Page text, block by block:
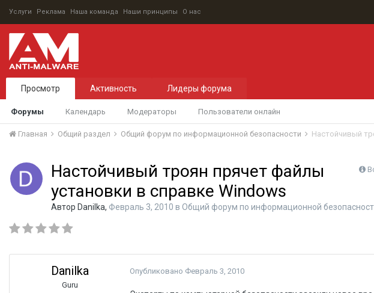
Услуги Реклама Наша команда Наши принципы О нас
Просмотр
Форумы Календарь Модераторы Пользователи онлайн
Активность Лидеры форума
Главная Общий раздел Общий форум по информационной безопасности Настойчивый
Настойчивый троян прячет файлы
установки в справке Windows
Автор Danilka, Февраль 3, 2010 в Общий форум по информационной
Danilka
Guru
Опубликовано Февраль 3, 2010